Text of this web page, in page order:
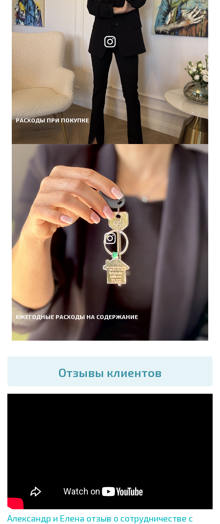
РАСХОДЫ ПРИ ПОКУПКЕ
ЕЖЕГОДНЫЕ РАСХОДЫ НА СОДЕРЖАНИЕ
Отзывы клиентов
Александр и Елена отзыв о сотрудничестве с